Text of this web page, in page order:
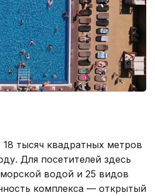
тысяч квадратных метров
Для посетителей здесь
водой и 25 видов
комплекса — открытый